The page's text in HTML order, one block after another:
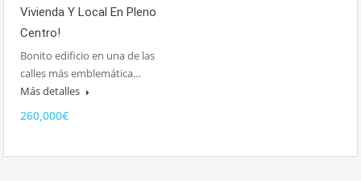
Vivienda Y Local En Pleno
Centro!
Bonito edificio en una de las
calles más emblemática…
Más detalles
260,000€